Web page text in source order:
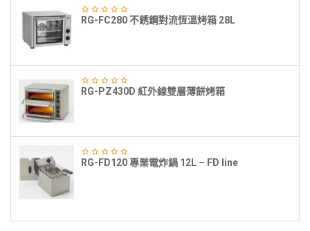
RG-FC280 不銹鋼對流恆溫烤箱 28L
RG-PZ430D 紅外線雙層薄餅烤箱
RG-FD120 專業電炸鍋 12L – FD line